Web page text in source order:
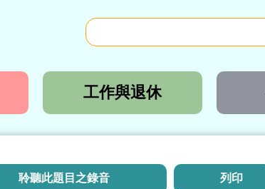
工作與退休
聆聽此題目之錄音 列印